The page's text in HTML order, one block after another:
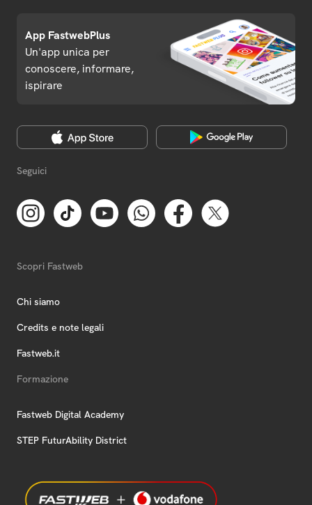
App FastwebPlus
Un'app unica per
conoscere, informare,
ispirare
Seguici
Scopri Fastweb
Chi siamo
Credits e note legali
Fastweb.it
Formazione
Fastweb Digital Academy
STEP FuturAbility District